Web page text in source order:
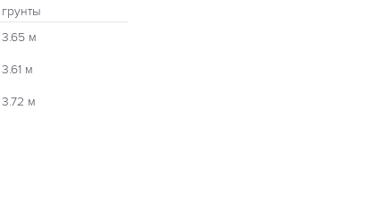
грунты
3.65 м
3.61 м
3.72 м